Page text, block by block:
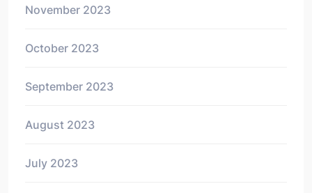
November 2023
October 2023
September 2023
August 2023
July 2023